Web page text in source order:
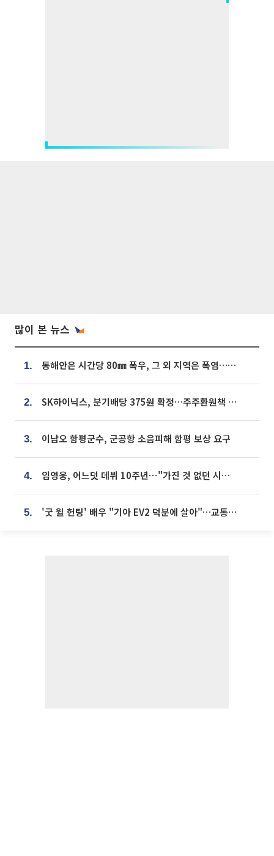
많이 본 뉴스
1. 동해안은 시간당 80㎜ 폭우, 그 외 지역은 폭염…‘극과 극 날씨’
2. SK하이닉스, 분기배당 375원 확정…주주환원책 9월로 앞당겨 발표
3. 이남오 함평군수, 군공항 소음피해 함평 보상 요구
4. 임영웅, 어느덧 데뷔 10주년⋯"가진 것 없던 시절, 내 앞엔 20명의 팬뿐"
5. '굿 윌 헌팅' 배우 "기아 EV2 덕분에 살아"…교통사고 후 안전성 극찬